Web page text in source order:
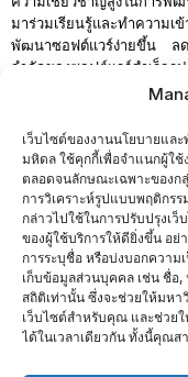
เว็บไซต์ของงานนโยบายแ
มหิดล ใช้คุกกี้เพื่อจำแนกผู้ใ
ตลอดจนลักษณะเฉพาะของก
การวิเคราะห์รูปแบบพฤติกร
กล่าวไปใช้ในการปรับปรุงเ
ของผู้ใช้บริการให้ดียิ่งขึ้น อย่
การระบุชื่อ หรือบ่งบอกความ
เก็บข้อมูลส่วนบุคคล เช่น ชื่อ,
สถิติเท่านั้น ซึ่งจะช่วยให้มห
เว็บไซต์สำหรับคุณ และช่วย
ได้ในเวลาเดียวกัน ทั้งนี้คุณส
มาร่วมเรียนรู้และทำความ
พัฒนาซอฟต์แวร์ง่ายขึ้น ลด
จำกัดของซอฟต์แวร์สำเร็จ
ประสิทธิภาพในการบริหาร
ประเด็นการพูดคุย
ทำความรู้จักกับ Low-
ซอฟต์แวร์ง่ายขึ้น
สาธิตการใช้ Mendix Low-
ตัวอย่างการการประยุกต์ใช้
แนะนำการเริ่มต้นทดลองใช้
Click here